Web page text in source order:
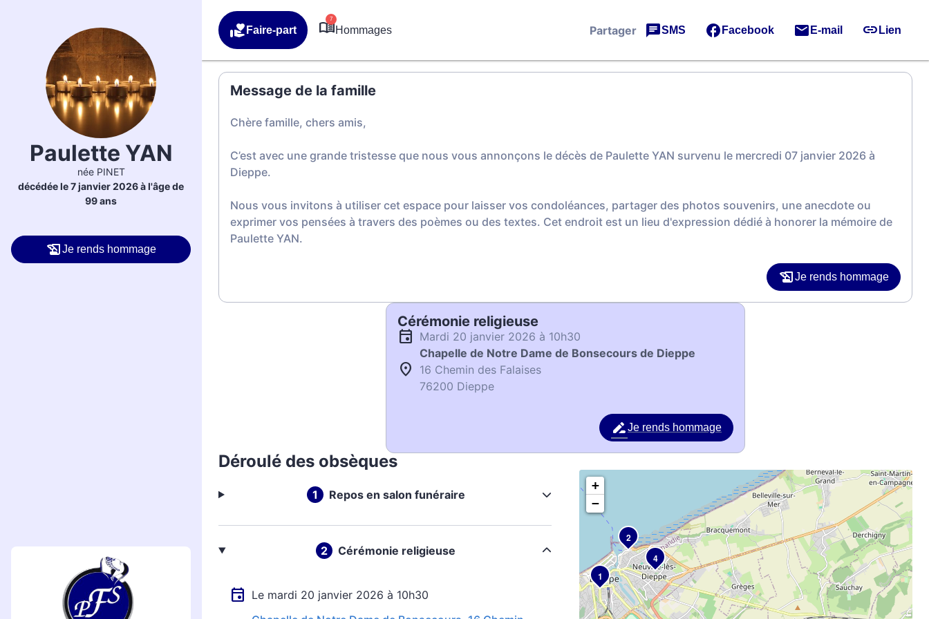
Paulette YAN
née PINET
décédée le 7 janvier 2026 à l'âge de
99 ans
Je rends hommage
Faire-part
7
Hommages Partager SMS Facebook E-mail Lien
Message de la famille
Chère famille, chers amis,
C’est avec une grande tristesse que nous vous annonçons le décès de Paulette YAN survenu le mercredi 07 janvier 2026 à
Dieppe.
Nous vous invitons à utiliser cet espace pour laisser vos condoléances, partager des photos souvenirs, une anecdote ou
exprimer vos pensées à travers des poèmes ou des textes. Cet endroit est un lieu d'expression dédié à honorer la mémoire de
Paulette YAN.
Je rends hommage
Cérémonie religieuse
mardi 20 janvier 2026 à 10h30
Chapelle de Notre Dame de Bonsecours de Dieppe
16 Chemin des Falaises
76200 Dieppe
Je rends hommage
Déroulé des obsèques
Repos en salon funéraire
Cérémonie religieuse
Le mardi 20 janvier 2026 à 10h30
1
2
4
+
−